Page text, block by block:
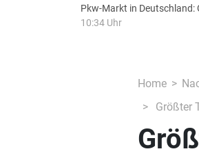
Pkw-Markt in Deutschland:
10:34 Uhr
Home
Größter